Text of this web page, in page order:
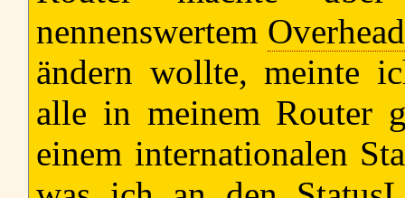
nennenswertem Overhead
ändern wollte, meinte
alle in meinem Router
einem internationalen